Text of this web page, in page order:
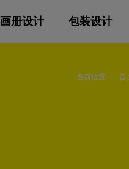
画册设计 包装设计
当前位置： 首